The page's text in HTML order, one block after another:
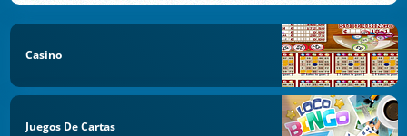
Casino
Juegos De Cartas